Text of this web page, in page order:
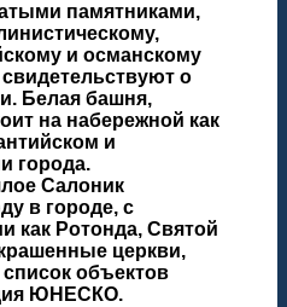
памятниками,
и османскому
о
Белая башня,
на набережной как
и
города.
Салоник
в городе, с
как Ротонда, Святой
церкви,
объектов
ЮНЕСКО.